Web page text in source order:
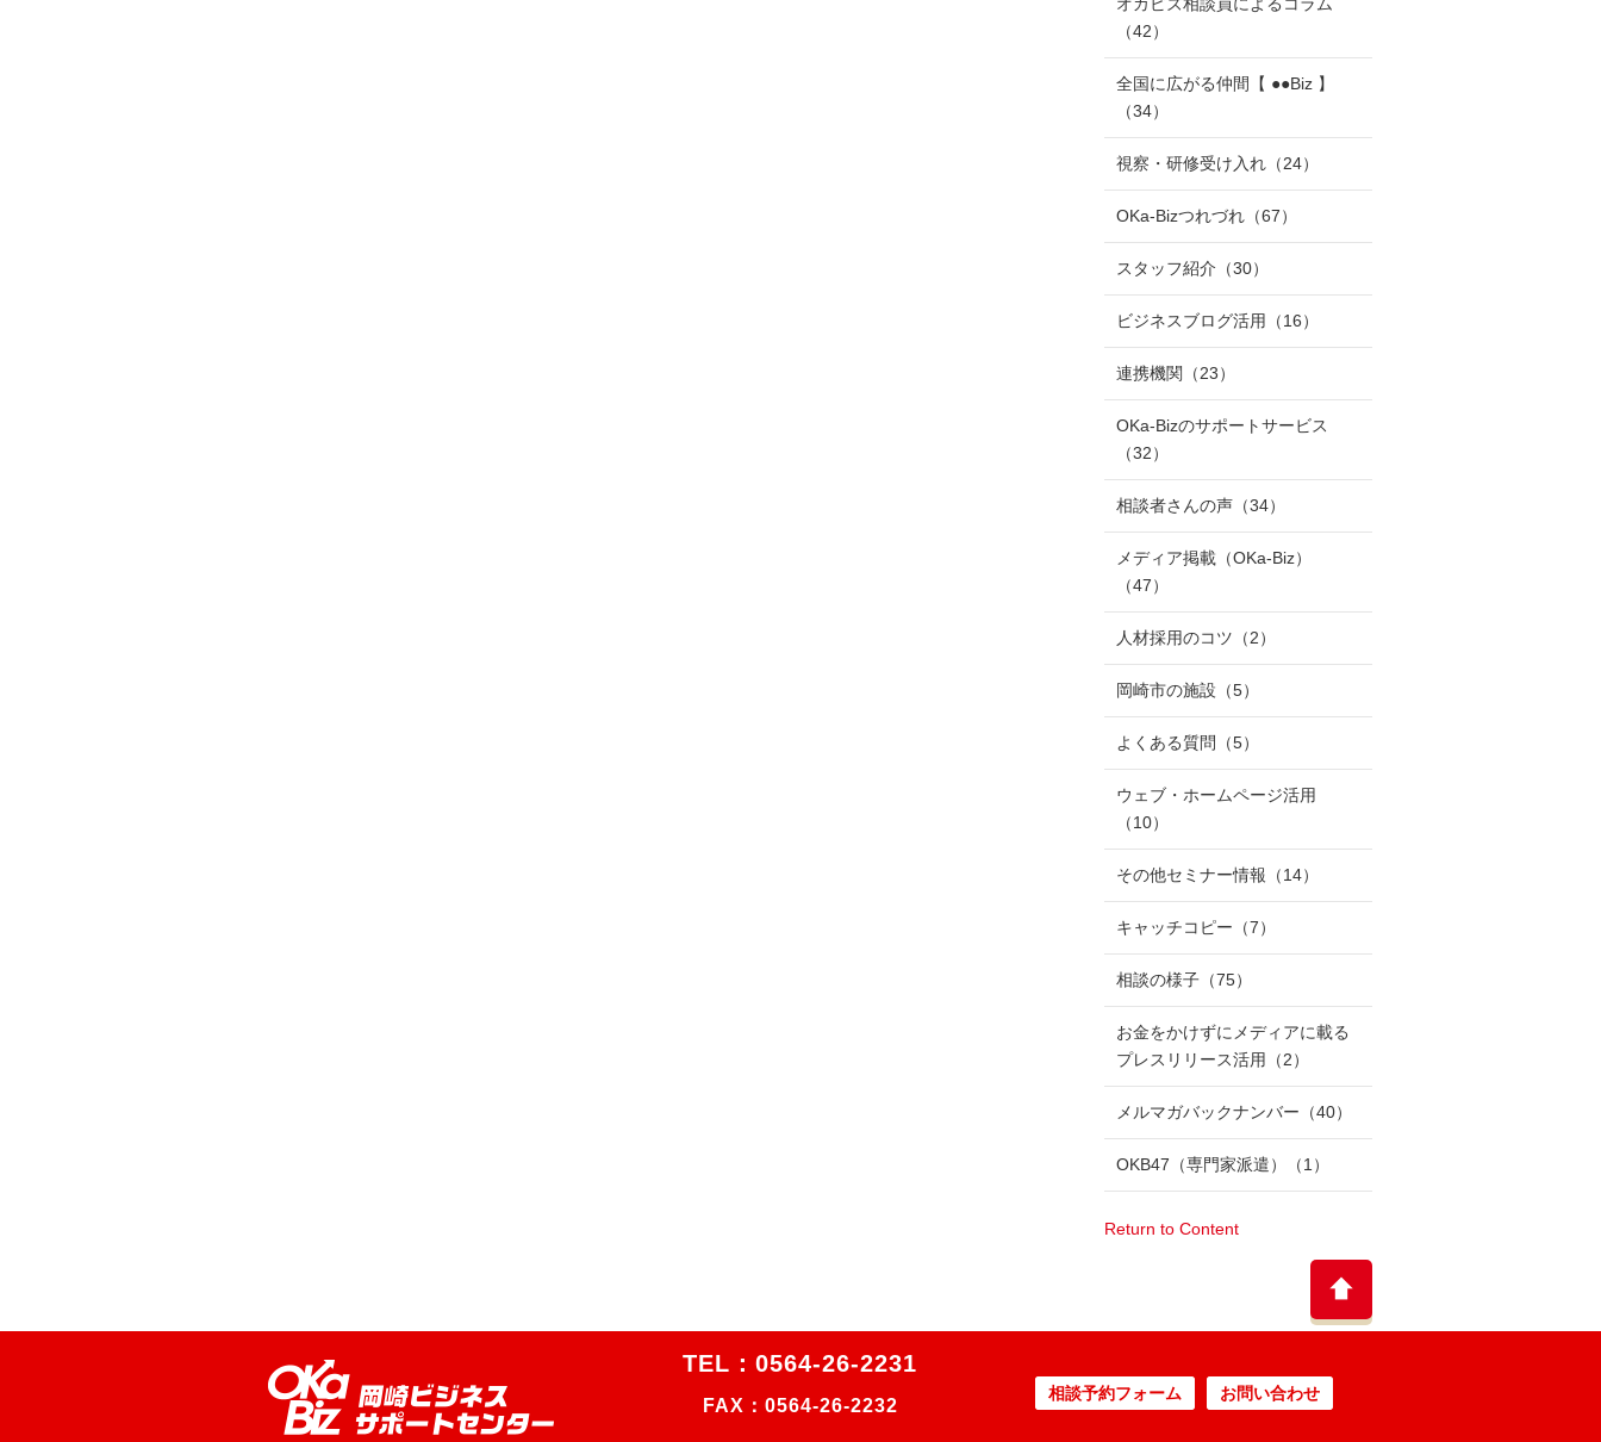
オカビズ相談員によるコラム
（42）
全国に広がる仲間【 ●●Biz 】
（34）
視察・研修受け入れ （24）
OKa-Bizつれづれ （67）
スタッフ紹介 （30）
ビジネスブログ活用 （16）
連携機関 （23）
OKa-Bizのサポートサービス
（32）
相談者さんの声 （34）
メディア掲載（OKa-Biz）
（47）
人材採用のコツ （2）
岡崎市の施設 （5）
よくある質問 （5）
ウェブ・ホームページ活用
（10）
その他セミナー情報 （14）
キャッチコピー （7）
相談の様子 （75）
お金をかけずにメディアに載る
プレスリリース活用
（2）
メルマガバックナンバー （40）
OKB47（専門家派遣） （1）
Return to Content
TEL：0564-26-2231
FAX：0564-26-2232
相談予約フォーム お問い合わせ